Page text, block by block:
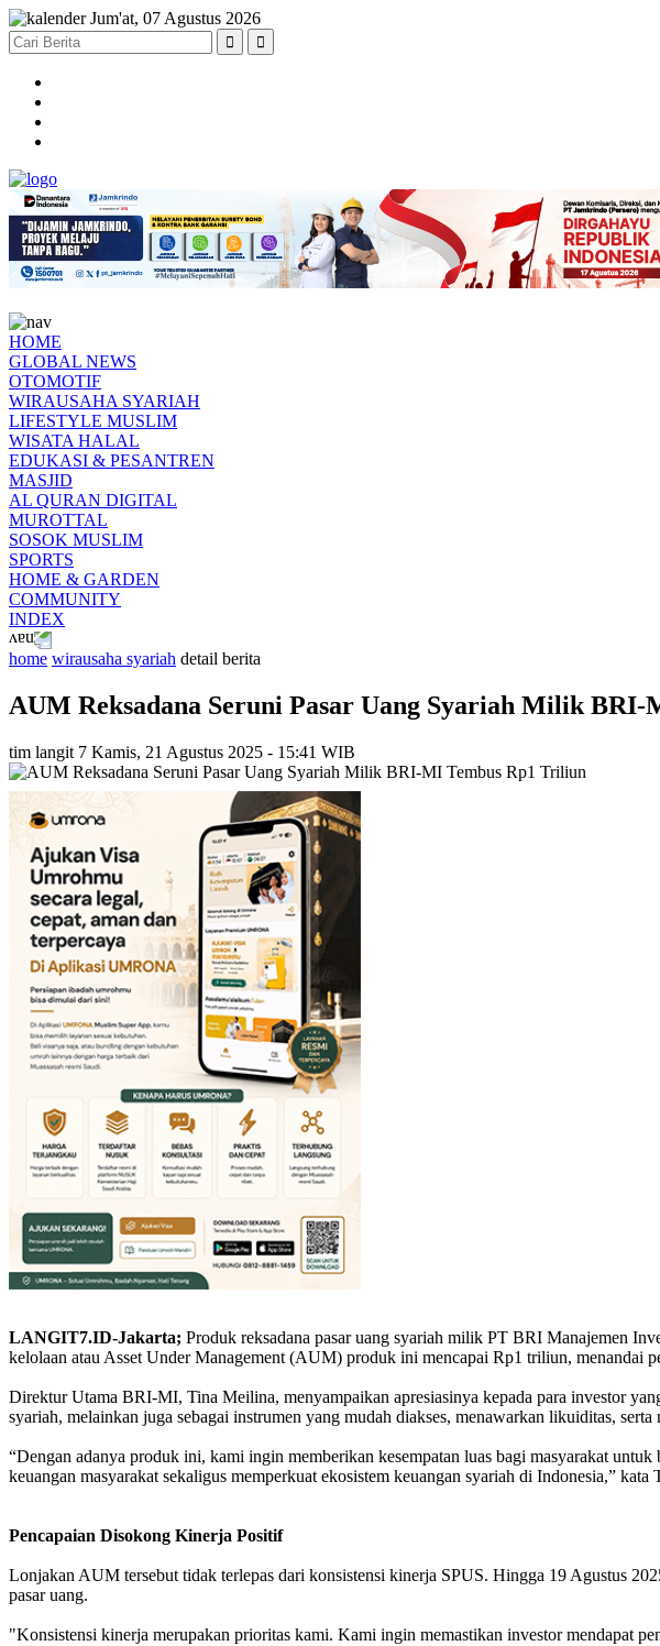
Jum'at, 07 Agustus 2026
HOME
GLOBAL NEWS
OTOMOTIF
WIRAUSAHA SYARIAH
LIFESTYLE MUSLIM
WISATA HALAL
EDUKASI & PESANTREN
MASJID
AL QURAN DIGITAL
MUROTTAL
SOSOK MUSLIM
SPORTS
HOME & GARDEN
COMMUNITY
INDEX
home wirausaha syariah detail berita
AUM Reksadana Seruni Pasar Uang Syariah Milik
tim langit 7 Kamis, 21 Agustus 2025 - 15:41 WIB
LANGIT7.ID-Jakarta; Produk reksadana pasar uang syariah milik PT BRI Manajemen
kelolaan atau Asset Under Management (AUM) produk ini mencapai Rp1 triliun, menandai
Direktur Utama BRI-MI, Tina Meilina, menyampaikan apresiasinya kepada para investor
syariah, melainkan juga sebagai instrumen yang mudah diakses, menawarkan likuiditas,
“Dengan adanya produk ini, kami ingin memberikan kesempatan luas bagi masyarakat
keuangan masyarakat sekaligus memperkuat ekosistem keuangan syariah di Indonesia,”
Pencapaian Disokong Kinerja Positif
Lonjakan AUM tersebut tidak terlepas dari konsistensi kinerja SPUS. Hingga 19 Agustus
pasar uang.
"Konsistensi kinerja merupakan prioritas kami. Kami ingin memastikan investor mendapat